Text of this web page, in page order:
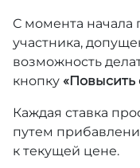
С момента начала
участника,
возможность
кнопку «Повысить
Каждая ставка
путем
к текущей цене.